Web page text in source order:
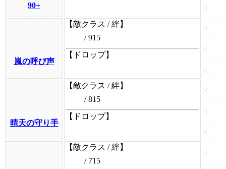
90+
嵐の呼び声
【敵クラス / 絆】
/ 915
【ドロップ】
晴天の守り手
【敵クラス / 絆】
/ 815
【ドロップ】
【敵クラス / 絆】
/ 715